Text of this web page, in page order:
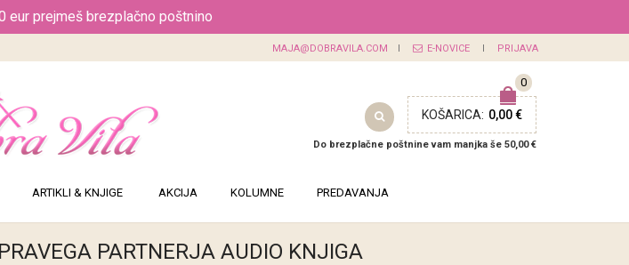
eur prejmeš brezplačno poštnino
MAJA@DOBRAVILA.COM E-NOVICE PRIJAVA
0
KOŠARICA: 0,00 €
Do brezplačne poštnine vam manjka še 50,00 €
ARTIKLI & KNJIGE AKCIJA KOLUMNE PREDAVANJA
PARTNERJA AUDIO KNJIGA